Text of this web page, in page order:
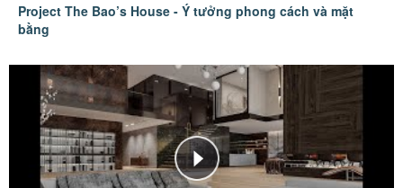
Project The Bao’s House - Ý tưởng phong cách và mặt
bằng